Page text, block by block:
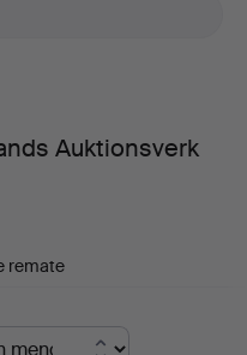
Auktionsverk
remate